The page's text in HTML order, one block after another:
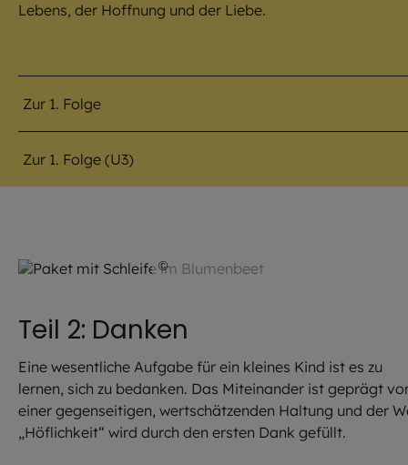
Lebens, der Hoffnung und der Liebe.
Zur 1. Folge
Zur 1. Folge (U3)
© Julia Romeiß / EOM
Teil 2: Danken
Eine wesentliche Aufgabe für ein kleines Kind ist es zu
lernen, sich zu bedanken. Das Miteinander ist geprägt
einer gegenseitigen, wertschätzenden Haltung und der
„Höflichkeit“ wird durch den ersten Dank gefüllt.